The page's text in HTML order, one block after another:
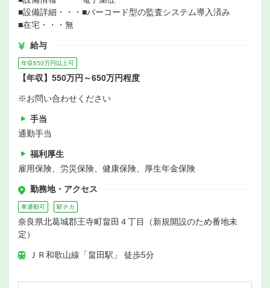
■設備詳細・・・■バーコード型の監査システム導入済み
■在宅・・・無
給与
年収650万円以上可
【年収】550万円～650万円程度
※お問い合わせください
手当
通勤手当
福利厚生
雇用保険、労災保険、健康保険、厚生年金保険
勤務地・アクセス
車通勤可 駅チカ
奈良県北葛城郡王寺町畠田４丁目（新規開設のため番地未
定）
ＪＲ和歌山線「畠田駅」 徒歩5分